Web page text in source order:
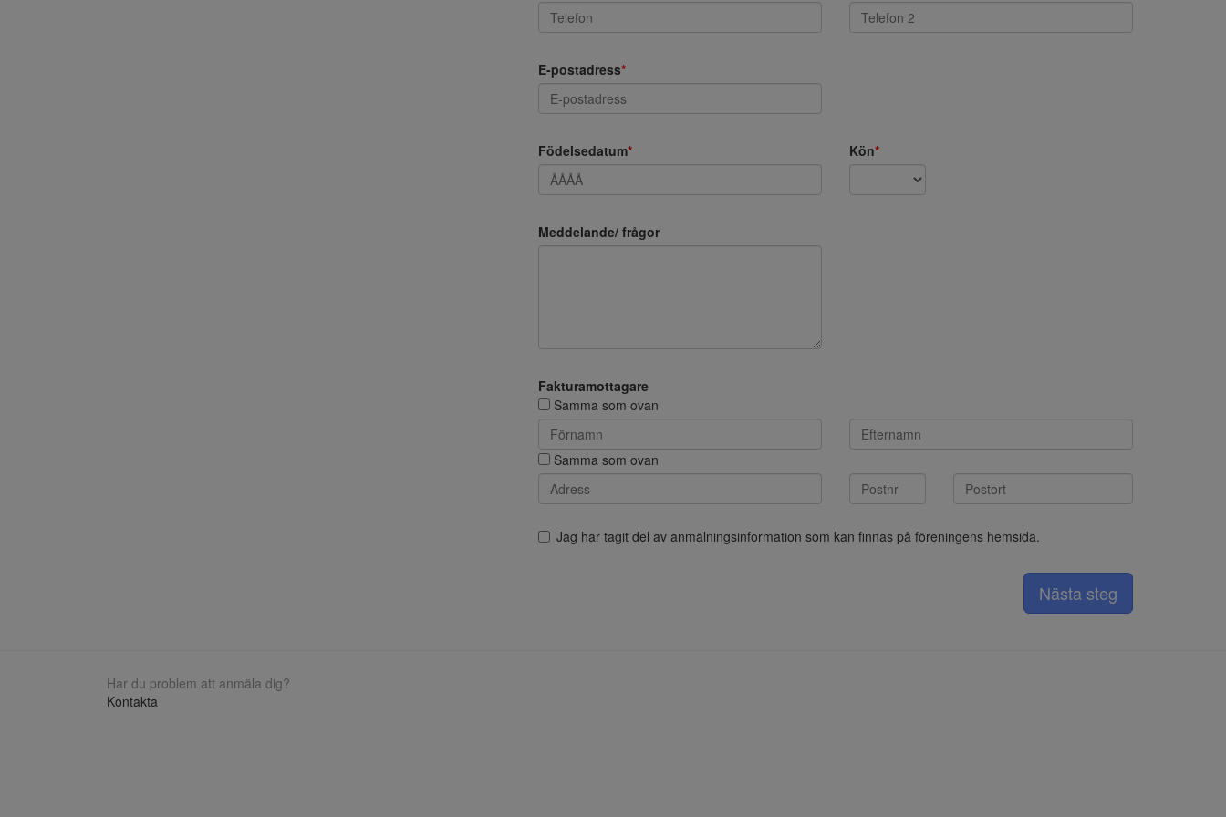
E-postadress*
Födelsedatum* Kön*
Meddelande/ frågor
Fakturamottagare
Samma som ovan
Samma som ovan
Jag har tagit del av anmälningsinformation som kan finnas på föreningens hemsida.
Nästa steg
Har du problem att anmäla dig?
Kontakta